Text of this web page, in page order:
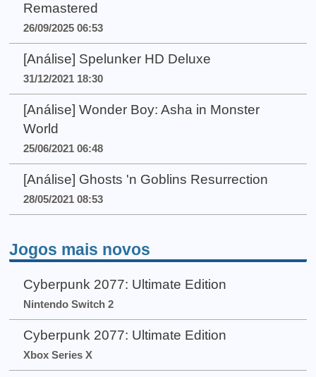
Remastered
26/09/2025 06:53
[Análise] Spelunker HD Deluxe
31/12/2021 18:30
[Análise] Wonder Boy: Asha in Monster
World
25/06/2021 06:48
[Análise] Ghosts 'n Goblins Resurrection
28/05/2021 08:53
Jogos mais novos
Cyberpunk 2077: Ultimate Edition
Nintendo Switch 2
Cyberpunk 2077: Ultimate Edition
Xbox Series X